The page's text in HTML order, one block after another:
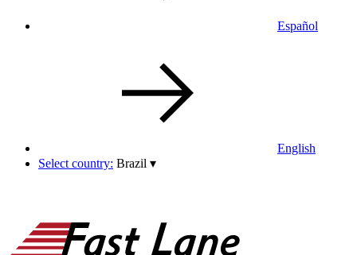
Español
English
Select country: Brazil ▾